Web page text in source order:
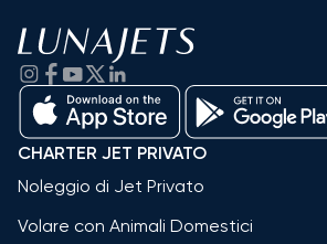
CHARTER JET PRIVATO
Noleggio di Jet Privato
Volare con Animali Domestici